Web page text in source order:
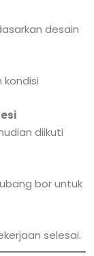
desain
diikuti
bor untuk
selesai.